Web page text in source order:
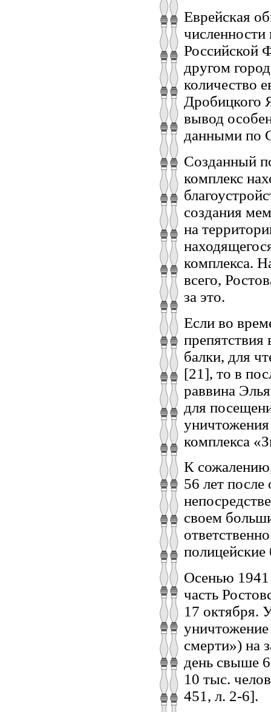
Еврейская
Российской
другом
количество
Дробицкого
вывод
данными по
Созданный
комплекс
создания
на
комплекса.
всего,
за это.
Если во
балки, для
[21], то в
раввина
для
уничтожения
комплекса
К сожалению,
56 лет после
своем
Осенью 1941
часть
17 октября.
смерти») на
день свыше
10 тыс.
451, л. 2-6].